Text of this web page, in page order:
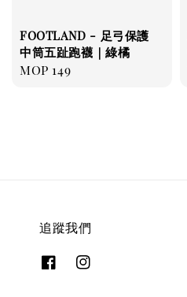
FOOTLAND - 足弓保護
中筒五趾跑襪｜綠橘
Regular
MOP 149
追蹤我們